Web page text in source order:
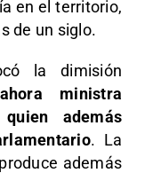
en el territorio,
de un siglo.
la dimisión
ministra
además
. La
además